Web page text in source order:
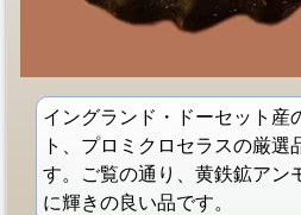
イングランド・ドーセット産
ト、プロミクロセラスの厳選
す。ご覧の通り、黄鉄鉱アン
に輝きの良い品です。